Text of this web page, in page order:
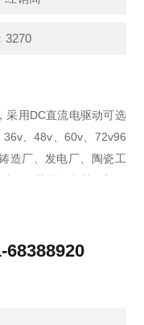
3270
采用DC直流电驱动可选
、48v、60v、72v96
造厂、发电厂、陶瓷工
黑、染料、制药、塑胶
68388920